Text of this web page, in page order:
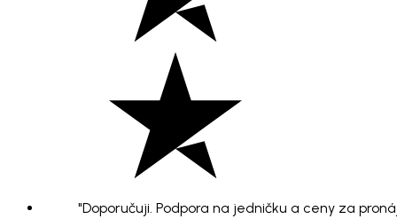
"Doporučuji. Podpora na jedničku a ceny za